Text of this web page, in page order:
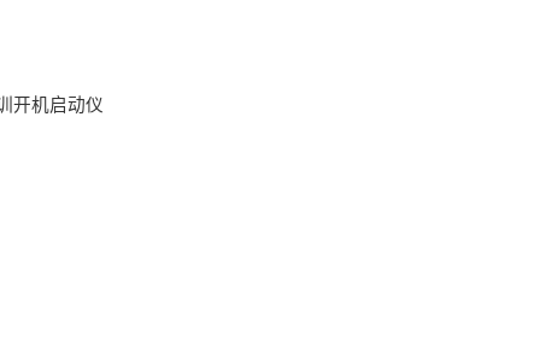
开机启动仪